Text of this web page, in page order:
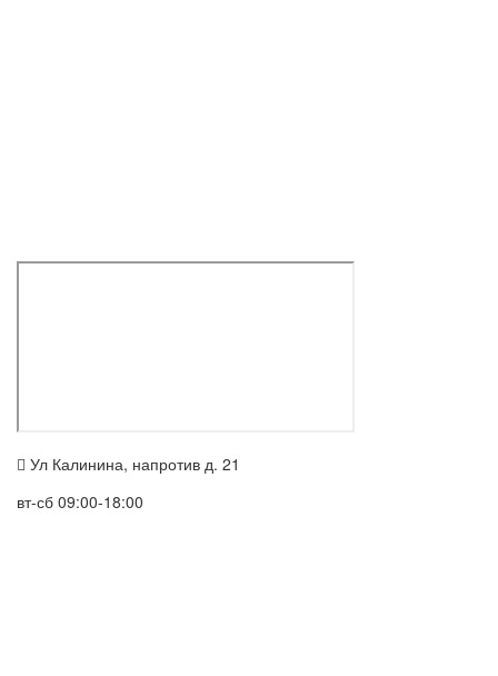
Ул Калинина, напротив д. 21
вт-сб 09:00-18:00